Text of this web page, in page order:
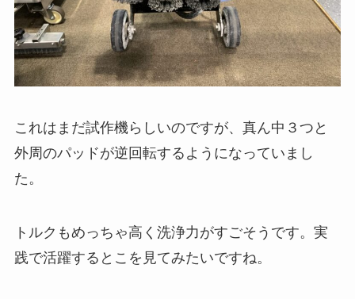
これはまだ試作機らしいのですが、真ん中３つと
外周のパッドが逆回転するようになっていまし
た。
トルクもめっちゃ高く洗浄力がすごそうです。実
践で活躍するとこを見てみたいですね。